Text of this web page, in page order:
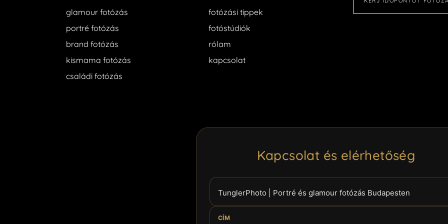
glamour fotózás
portré fotózás
brand fotózás
kismama fotózás
családi fotózás
fotózási tippek
fotóstúdiók
rólam
kapcsolat
Kapcsolat és elérhetőség
TunglerPhoto | Portré és glamour fotózás Budapesten
CÍM